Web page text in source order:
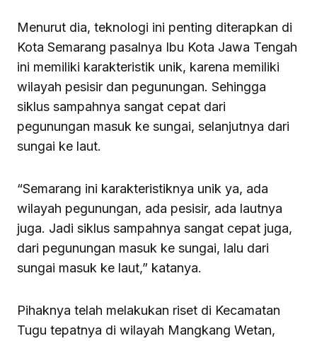
Menurut dia, teknologi ini penting diterapkan di
Kota Semarang pasalnya Ibu Kota Jawa Tengah
ini memiliki karakteristik unik, karena memiliki
wilayah pesisir dan pegunungan. Sehingga
siklus sampahnya sangat cepat dari
pegunungan masuk ke sungai, selanjutnya dari
sungai ke laut.
“Semarang ini karakteristiknya unik ya, ada
wilayah pegunungan, ada pesisir, ada lautnya
juga. Jadi siklus sampahnya sangat cepat juga,
dari pegunungan masuk ke sungai, lalu dari
sungai masuk ke laut,” katanya.
Pihaknya telah melakukan riset di Kecamatan
Tugu tepatnya di wilayah Mangkang Wetan,